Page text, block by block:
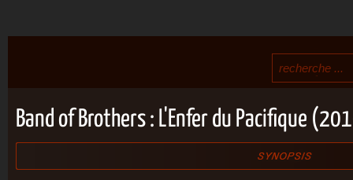
Band of Brothers : L'Enfer du Pacifique